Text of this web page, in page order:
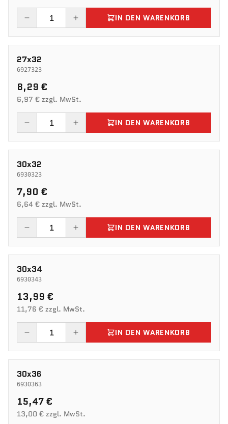
IN DEN WARENKORB
27x32
6927323
8,29 €
6,97 € zzgl. MwSt.
IN DEN WARENKORB
30x32
6930323
7,90 €
6,64 € zzgl. MwSt.
IN DEN WARENKORB
30x34
6930343
13,99 €
11,76 € zzgl. MwSt.
IN DEN WARENKORB
30x36
6930363
15,47 €
13,00 € zzgl. MwSt.